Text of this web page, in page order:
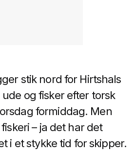
stik nord for Hirtshals
og fisker efter torsk
formiddag. Men
– ja det har det
i et stykke tid for skipper.